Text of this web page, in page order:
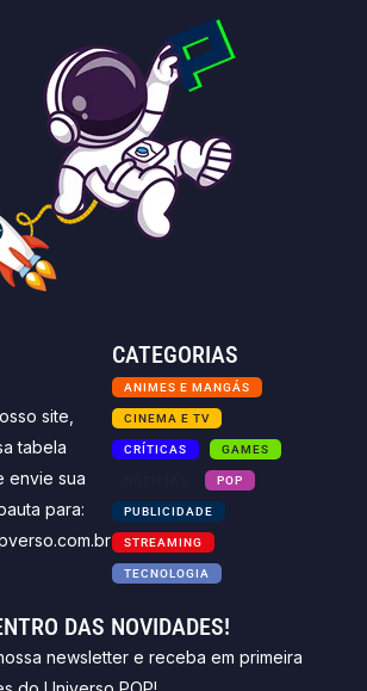
site,
tabela
envie sua
para:
CATEGORIAS
ANIMES E MANGÁS
CINEMA E TV
CRÍTICAS GAMES
POP
PUBLICIDADE
STREAMING
TECNOLOGIA
DAS NOVIDADES!
newsletter e receba em primeira